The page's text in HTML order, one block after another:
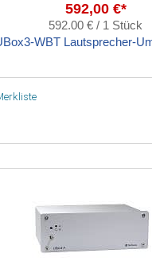
592,00 €*
592.00 € / 1 Stück
WBT Lautsprecher-